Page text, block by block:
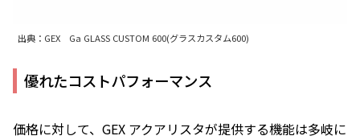
出典：GEX Ga GLASS CUSTOM 600(グラスカスタム600)
優れたコストパフォーマンス
価格に対して、GEX アクアリスタが提供する機能は多岐に